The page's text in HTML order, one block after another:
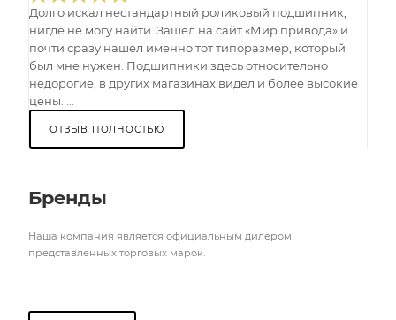
Долго искал нестандартный роликовый подшипник,
нигде не могу найти. Зашел на сайт «Мир привода» и
почти сразу нашел именно тот типоразмер, который
был мне нужен. Подшипники здесь относительно
недорогие, в других магазинах видел и более высокие
цены. ...
ОТЗЫВ ПОЛНОСТЬЮ
Бренды
Наша компания является официальным дилером
представленных торговых марок.